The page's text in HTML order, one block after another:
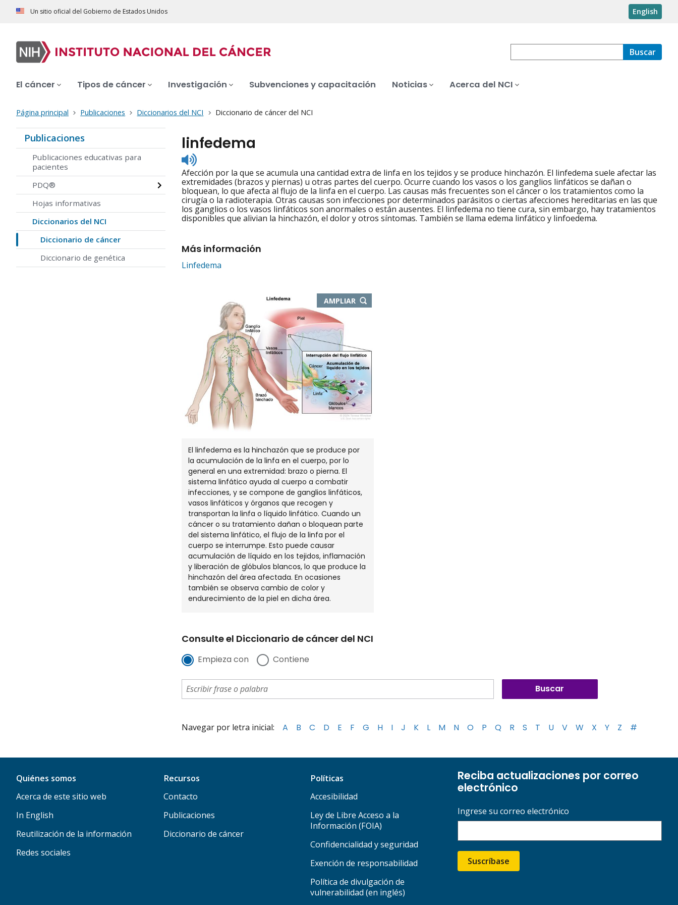
Un sitio oficial del Gobierno de Estados Unidos English
Buscar
El cáncer Tipos de cáncer Investigación Subvenciones y capacitación Noticias Acerca del NCI
Página principal Publicaciones Diccionarios del NCI Diccionario de cáncer del NCI
Publicaciones
Publicaciones educativas para
pacientes
PDQ®
Hojas informativas
Diccionarios del NCI
Diccionario de cáncer
Diccionario de genética
linfedema
Listen
to
pronunciation
Afección por la que se acumula una cantidad extra de linfa en los tejidos y se produce hinchazón. El linfedema suele afectar las
extremidades (brazos y piernas) u otras partes del cuerpo. Ocurre cuando los vasos o los ganglios linfáticos se dañan o
bloquean, lo que afecta al flujo de la linfa en el cuerpo. Las causas más frecuentes son el cáncer o los tratamientos como la
cirugía o la radioterapia. Otras causas son infecciones por determinados parásitos o ciertas afecciones hereditarias en las que
los ganglios o los vasos linfáticos son anormales o están ausentes. El linfedema no tiene cura, sin embargo, hay tratamientos
disponibles que alivian la hinchazón, el dolor y otros síntomas. También se llama edema linfático y linfoedema.
Más información
Linfedema
AMPLIAR
ABRE
El linfedema es la hinchazón que se produce por
la acumulación de la linfa en el cuerpo, por lo
general en una extremidad: brazo o pierna. El
sistema linfático ayuda al cuerpo a combatir
infecciones, y se compone de ganglios linfáticos,
vasos linfáticos y órganos que recogen y
transportan la linfa o líquido linfático. Cuando un
cáncer o su tratamiento dañan o bloquean parte
del sistema linfático, el flujo de la linfa por el
cuerpo se interrumpe. Esto puede causar
acumulación de líquido en los tejidos, inflamación
y liberación de glóbulos blancos, lo que produce la
hinchazón del área afectada. En ocasiones
también se observa cambio de color y
endurecimiento de la piel en dicha área.
Consulte el Diccionario de cáncer del NCI
Empieza con Contiene
Navegar por letra inicial: A B C D E F G H I J K L M N O P Q R S T U V W X Y Z #
Quiénes somos
Acerca de este sitio web
In English
Reutilización de la información
Redes sociales
Recursos
Contacto
Publicaciones
Diccionario de cáncer
Políticas
Accesibilidad
Ley de Libre Acceso a la
Información (FOIA)
Confidencialidad y seguridad
Exención de responsabilidad
Política de divulgación de
vulnerabilidad (en inglés)
Reciba actualizaciones por correo
electrónico
Ingrese su correo electrónico
Suscríbase